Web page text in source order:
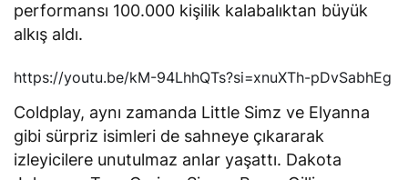
performansı 100.000 kişilik kalabalıktan büyük
alkış aldı.
https://youtu.be/kM-94LhhQTs?si=xnuXTh-pDvSabhEg
Coldplay, aynı zamanda Little Simz ve Elyanna
gibi sürpriz isimleri de sahneye çıkararak
izleyicilere unutulmaz anlar yaşattı. Dakota